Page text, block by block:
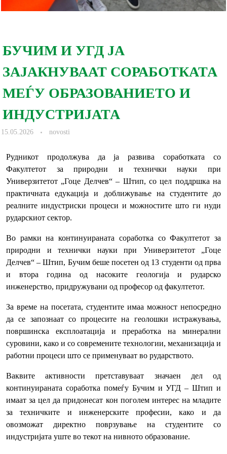
БУЧИМ И УГД ЈА
ЗАЈАКНУВААТ СОРАБОТКАТА
МЕЃУ ОБРАЗОВАНИЕТО И
ИНДУСТРИЈАТА
15.05.2026 novosti
Рудникот продолжува да ја развива соработката со
Факултетот за природни и технички науки при
Универзитетот „Гоце Делчев“ – Штип, со цел поддршка на
практичната едукација и доближување на студентите до
реалните индустриски процеси и можностите што ги нуди
рударскиот сектор.
Во рамки на континуираната соработка со Факултетот за
природни и технички науки при Универзитетот „Гоце
Делчев“ – Штип, Бучим беше посетен од 13 студенти од прва
и втора година од насоките геологија и рударско
инженерство, придружувани од професор од факултетот.
За време на посетата, студентите имаа можност непосредно
да се запознаат со процесите на геолошки истражувања,
површинска експлоатација и преработка на минерални
суровини, како и со современите технологии, механизација и
работни процеси што се применуваат во рударството.
Ваквите активности претставуваат значаен дел од
континуираната соработка помеѓу Бучим и УГД – Штип и
имаат за цел да придонесат кон поголем интерес на младите
за техничките и инженерските професии, како и да
овозможат директно поврзување на студентите со
индустријата уште во текот на нивното образование.